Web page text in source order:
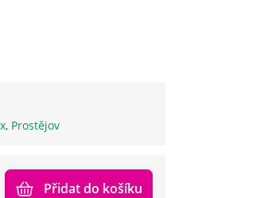
Prostějov
Přidat do košíku